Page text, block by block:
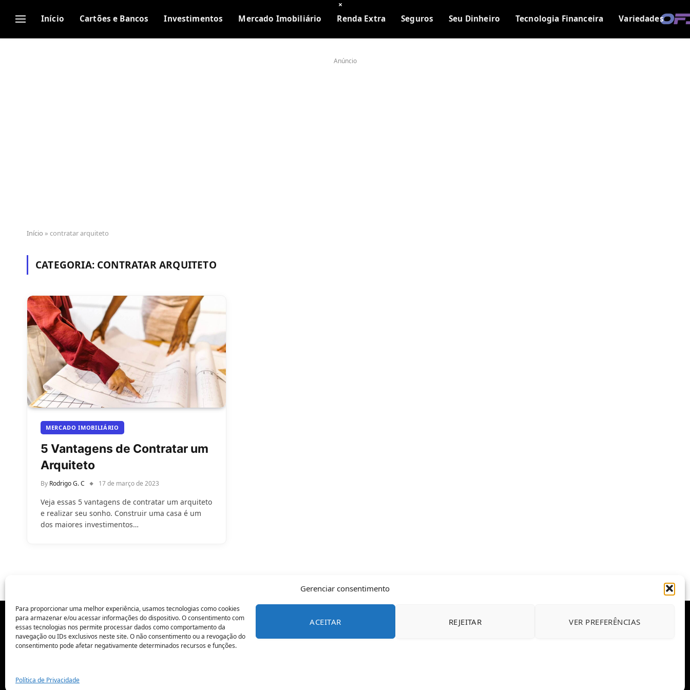
Gerenciar consentimento
Para proporcionar uma melhor experiência, usamos tecnologias como cookies
para armazenar e/ou acessar informações do dispositivo. O consentimento com
essas tecnologias nos permite processar dados como comportamento da
navegação ou IDs exclusivos neste site. O não consentimento ou a revogação do
consentimento pode afetar negativamente determinados recursos e funções.
ACEITAR REJEITAR VER PREFERÊNCIAS
Política de Privacidade
Início Cartões e Bancos Investimentos Mercado Imobiliário Renda Extra Seguros Seu Dinheiro Tecnologia Financeira Variedades
Anúncio
Início » contratar arquiteto
CATEGORIA: CONTRATAR ARQUITETO
MERCADO IMOBILIÁRIO
5 Vantagens de Contratar um
Arquiteto
By Rodrigo G. C 17 de março de 2023
Veja essas 5 vantagens de contratar um arquiteto
e realizar seu sonho. Construir uma casa é um
dos maiores investimentos…
×
POLÍTICA DE PRIVACIDADE CONTATO SOBRE NÓS